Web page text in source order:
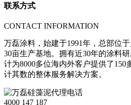
联系方式
CONTACT INFORMATION
万磊涂料，始建于1991年，总部位
30亩生产基地。拥有近30年的涂料
计为8000多位海内外客户提供了150
计其数的整体服务解决方案。
4000 147 187